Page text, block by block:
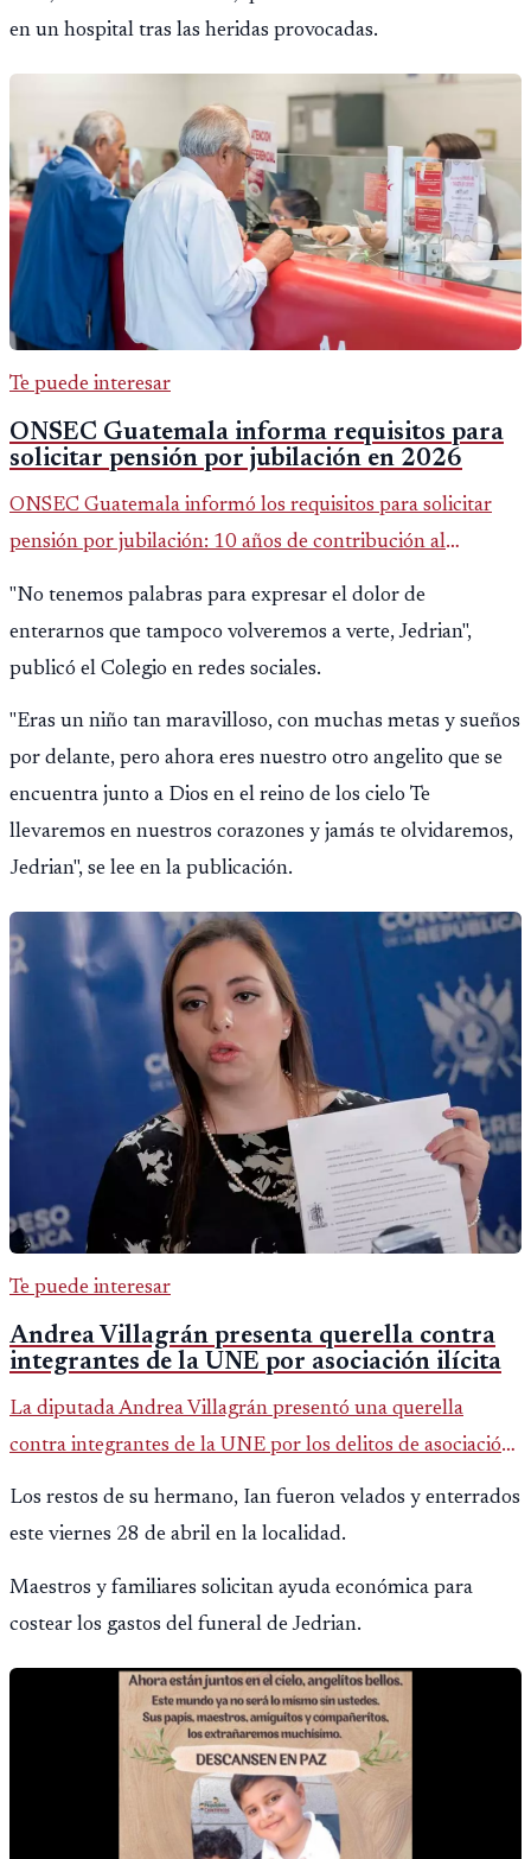
en un hospital tras las heridas provocadas.
Te puede interesar
ONSEC Guatemala informa requisitos para
solicitar pensión por jubilación en 2026
ONSEC Guatemala informó los requisitos para solicitar
pensión por jubilación: 10 años de contribución al
"No tenemos palabras para expresar el dolor de
enterarnos que tampoco volveremos a verte, Jedrian",
publicó el Colegio en redes sociales.
"Eras un niño tan maravilloso, con muchas metas y sueños
por delante, pero ahora eres nuestro otro angelito que se
encuentra junto a Dios en el reino de los cielo Te
llevaremos en nuestros corazones y jamás te olvidaremos,
Jedrian", se lee en la publicación.
Te puede interesar
Andrea Villagrán presenta querella contra
integrantes de la UNE por asociación ilícita
La diputada Andrea Villagrán presentó una querella
contra integrantes de la UNE por los delitos de asociación
ilícita, terrorismo y sedición.
Los restos de su hermano, Ian fueron velados y enterrados
este viernes 28 de abril en la localidad.
Maestros y familiares solicitan ayuda económica para
costear los gastos del funeral de Jedrian.